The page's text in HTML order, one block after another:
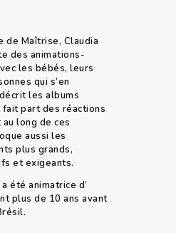
de Maîtrise, Claudia
des animations-
les bébés, leurs
qui s’en
les albums
part des réactions
long de ces
aussi les
plus grands,
et exigeants.
été animatrice d’
plus de 10 ans avant